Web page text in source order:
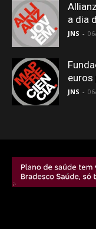
a dia
JNS -
euros
JNS -